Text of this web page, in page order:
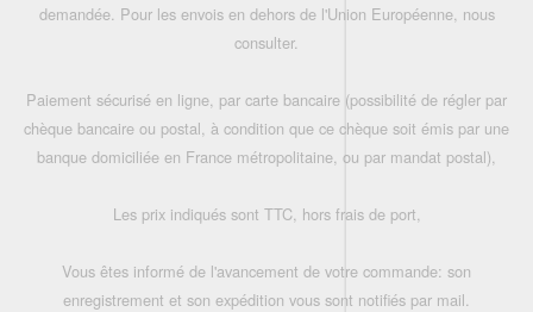
demandée. Pour les envois en dehors de l'Union Européenne, nous
consulter.
Paiement sécurisé en ligne, par carte bancaire (possibilité de régler par
chèque bancaire ou postal, à condition que ce chèque soit émis par une
banque domiciliée en France métropolitaine, ou par mandat postal),
Les prix indiqués sont TTC, hors frais de port,
Vous êtes informé de l'avancement de votre commande: son
enregistrement et son expédition vous sont notifiés par mail.